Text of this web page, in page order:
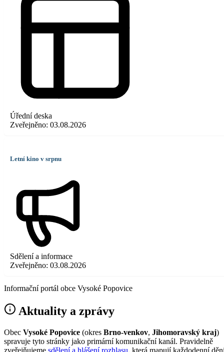
Úřední deska
Zveřejněno: 03.08.2026
Letní kino v srpnu
Sdělení a informace
Zveřejněno: 03.08.2026
Informační portál obce Vysoké Popovice
Aktuality a zprávy
Obec Vysoké Popovice (okres Brno-venkov, Jihomoravský kraj)
spravuje tyto stránky jako primární komunikační kanál. Pravidelně
zveřejňujeme sdělení a hlášení rozhlasu, která mapují každodenní